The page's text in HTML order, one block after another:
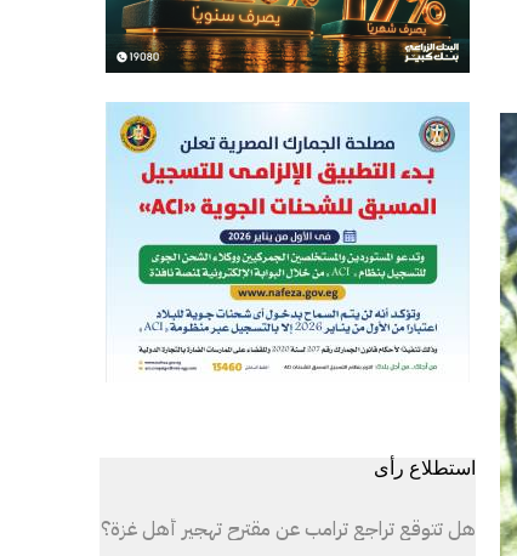
استطلاع رأى
هل تتوقع تراجع ترامب عن مقترح تهجير أهل غزة؟